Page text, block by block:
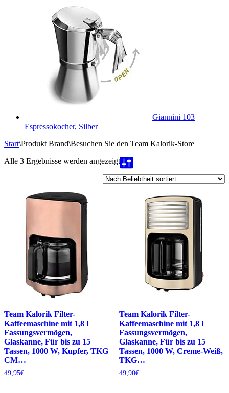
Giannini 103
Espressokocher, Silber
Start\Produkt Brand\Besuchen Sie den Team Kalorik-Store
Alle 3 Ergebnisse werden angezeigtNach
Beliebtheit
sortiert
Team Kalorik Filter-
Kaffeemaschine mit 1,8 l
Fassungsvermögen,
Glaskanne, Für bis zu 15
Tassen, 1000 W, Kupfer, TKG
CM…
49,95€
Team Kalorik Filter-
Kaffeemaschine mit 1,8 l
Fassungsvermögen,
Glaskanne, Für bis zu 15
Tassen, 1000 W, Creme-Weiß,
TKG…
49,90€